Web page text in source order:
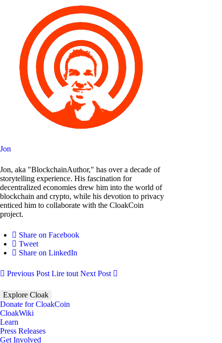
Jon
Jon, aka "BlockchainAuthor," has over a decade of
storytelling experience. His fascination for
decentralized economies drew him into the world of
blockchain and crypto, while his devotion to privacy
enticed him to collaborate with the CloakCoin
project.
Share on Facebook
Tweet
Share on LinkedIn
Previous Post Lire tout Next Post
Explore Cloak
Donate for CloakCoin
CloakWiki
Learn
Press Releases
Get Involved